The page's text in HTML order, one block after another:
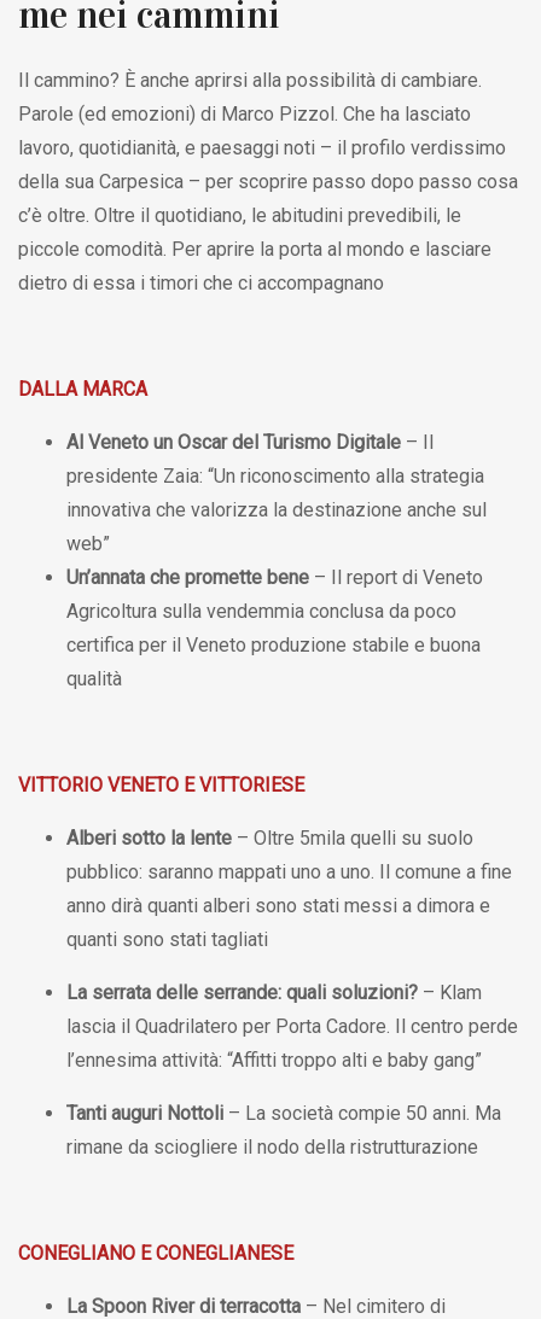
me nei cammini
Il cammino? È anche aprirsi alla possibilità di cambiare.
Parole (ed emozioni) di Marco Pizzol. Che ha lasciato
lavoro, quotidianità, e paesaggi noti – il profilo verdissimo
della sua Carpesica – per scoprire passo dopo passo cosa
c’è oltre. Oltre il quotidiano, le abitudini prevedibili, le
piccole comodità. Per aprire la porta al mondo e lasciare
dietro di essa i timori che ci accompagnano
DALLA MARCA
Al Veneto un Oscar del Turismo Digitale – Il
presidente Zaia: “Un riconoscimento alla strategia
innovativa che valorizza la destinazione anche sul
web”
Un’annata che promette bene – Il report di Veneto
Agricoltura sulla vendemmia conclusa da poco
certifica per il Veneto produzione stabile e buona
qualità
VITTORIO VENETO E VITTORIESE
Alberi sotto la lente – Oltre 5mila quelli su suolo
pubblico: saranno mappati uno a uno. Il comune a fine
anno dirà quanti alberi sono stati messi a dimora e
quanti sono stati tagliati
La serrata delle serrande: quali soluzioni? – Klam
lascia il Quadrilatero per Porta Cadore. Il centro perde
l’ennesima attività: “Affitti troppo alti e baby gang”
Tanti auguri Nottoli – La società compie 50 anni. Ma
rimane da sciogliere il nodo della ristrutturazione
CONEGLIANO E CONEGLIANESE
La Spoon River di terracotta – Nel cimitero di